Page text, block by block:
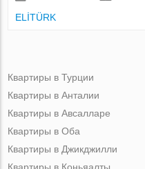
ELİTÜRK
Квартиры в Турции
Квартиры в Анталии
Квартиры в Авсалларе
Квартиры в Оба
Квартиры в Джикджилли
Квартиры в Коньяалты